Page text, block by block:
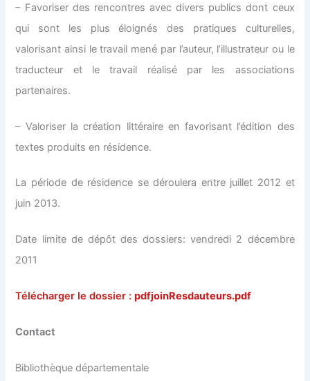
– Favoriser des rencontres avec divers publics dont ceux
qui sont les plus éloignés des pratiques culturelles,
valorisant ainsi le travail mené par l’auteur, l’illustrateur ou le
traducteur et le travail réalisé par les associations
partenaires.
– Valoriser la création littéraire en favorisant l’édition des
textes produits en résidence.
La période de résidence se déroulera entre juillet 2012 et
juin 2013.
Date limite de dépôt des dossiers: vendredi 2 décembre
2011
Télécharger le dossier :pdfjoinResdauteurs.pdf
Contact
Bibliothèque départementale